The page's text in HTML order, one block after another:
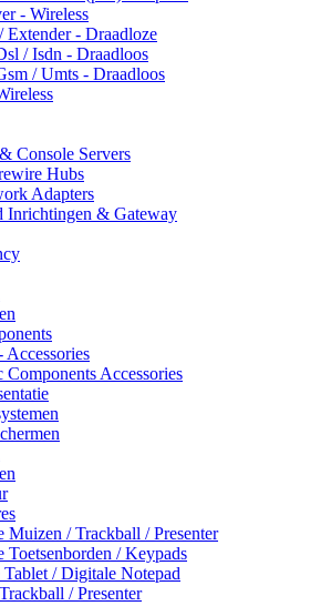
- Wireless
Extender - Draadloze
/ Isdn - Draadloos
/ Umts - Draadloos
Console Servers
Hubs
Adapters
Inrichtingen & Gateway
Accessories
Components Accessories
Muizen / Trackball / Presenter
Toetsenborden / Keypads
Tablet / Digitale Notepad
/ Presenter